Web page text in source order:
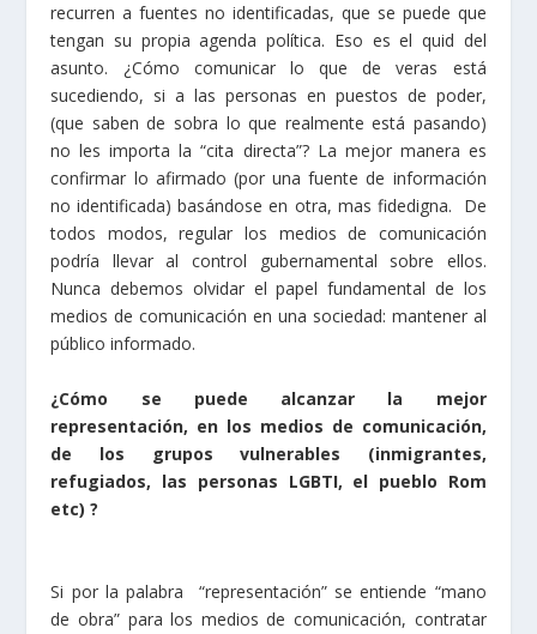
recurren a fuentes no identificadas, que se puede que
tengan su propia agenda política. Eso es el quid del
asunto. ¿Cómo comunicar lo que de veras está
sucediendo, si a las personas en puestos de poder,
(que saben de sobra lo que realmente está pasando)
no les importa la “cita directa”? La mejor manera es
confirmar lo afirmado (por una fuente de información
no identificada) basándose en otra, mas fidedigna. De
todos modos, regular los medios de comunicación
podría llevar al control gubernamental sobre ellos.
Nunca debemos olvidar el papel fundamental de los
medios de comunicación en una sociedad: mantener al
público informado.
¿Cómo se puede alcanzar la mejor
representación, en los medios de comunicación,
de los grupos vulnerables (inmigrantes,
refugiados, las personas LGBTI, el pueblo Rom
etc) ?
Si por la palabra “representación” se entiende “mano
de obra” para los medios de comunicación, contratar